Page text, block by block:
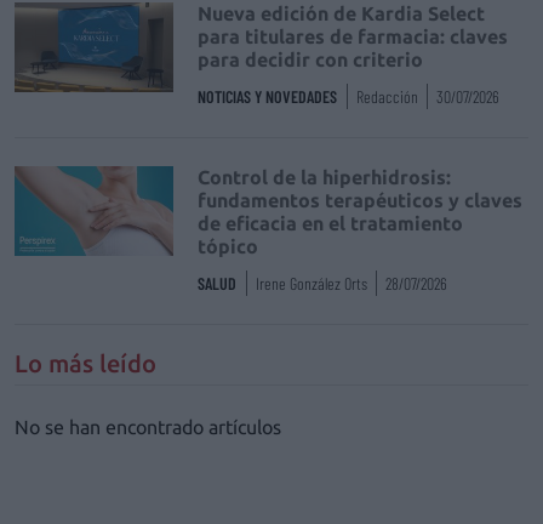
Nueva edición de Kardia Select
para titulares de farmacia: claves
para decidir con criterio
NOTICIAS Y NOVEDADES Redacción 30/07/2026
Control de la hiperhidrosis:
fundamentos terapéuticos y claves
de eficacia en el tratamiento
tópico
SALUD Irene González Orts 28/07/2026
Lo más leído
No se han encontrado artículos